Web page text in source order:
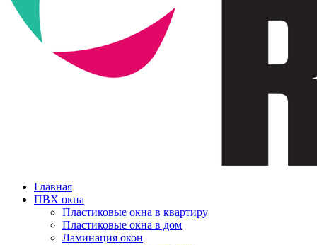
Главная
ПВХ окна
Пластиковые окна в квартиру
Пластиковые окна в дом
Ламинация окон